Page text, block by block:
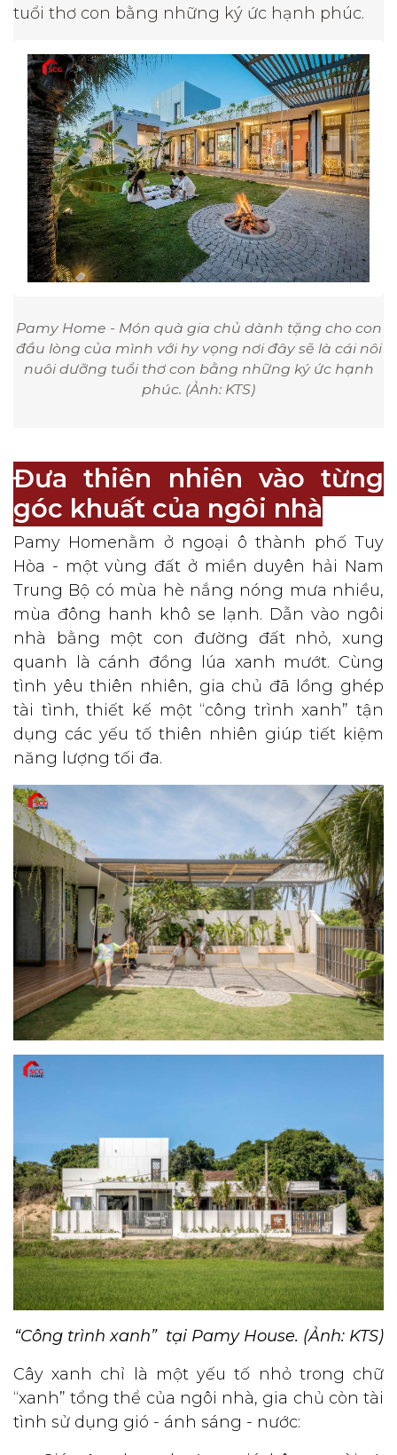
tuổi thơ con bằng những ký ức hạnh phúc.
Pamy Home - Món quà gia chủ dành tặng cho con
đầu lòng của mình với hy vọng nơi đây sẽ là cái nôi
nuôi dưỡng tuổi thơ con bằng những ký ức hạnh
phúc. (Ảnh: KTS)
Đưa thiên nhiên vào từng
góc khuất của ngôi nhà
Pamy Homenằm ở ngoại ô thành phố Tuy
Hòa - một vùng đất ở miền duyên hải Nam
Trung Bộ có mùa hè nắng nóng mưa nhiều,
mùa đông hanh khô se lạnh. Dẫn vào ngôi
nhà bằng một con đường đất nhỏ, xung
quanh là cánh đồng lúa xanh mướt. Cùng
tình yêu thiên nhiên, gia chủ đã lồng ghép
tài tình, thiết kế một “công trình xanh” tận
dụng các yếu tố thiên nhiên giúp tiết kiệm
năng lượng tối đa.
“Công trình xanh” tại Pamy House. (Ảnh: KTS)
Cây xanh chỉ là một yếu tố nhỏ trong chữ
“xanh” tổng thể của ngôi nhà, gia chủ còn tài
tình sử dụng gió - ánh sáng - nước: